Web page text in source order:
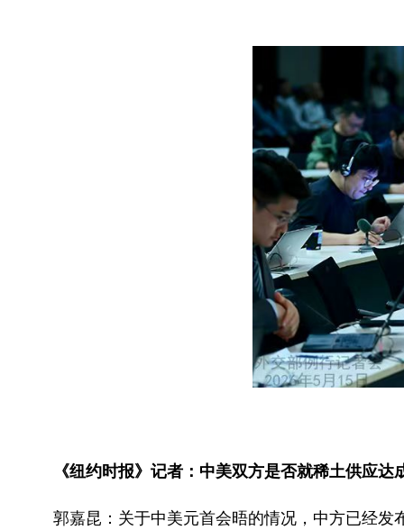
《纽约时报》记者：中美双方是否就稀土供应达
郭嘉昆：关于中美元首会晤的情况，中方已经